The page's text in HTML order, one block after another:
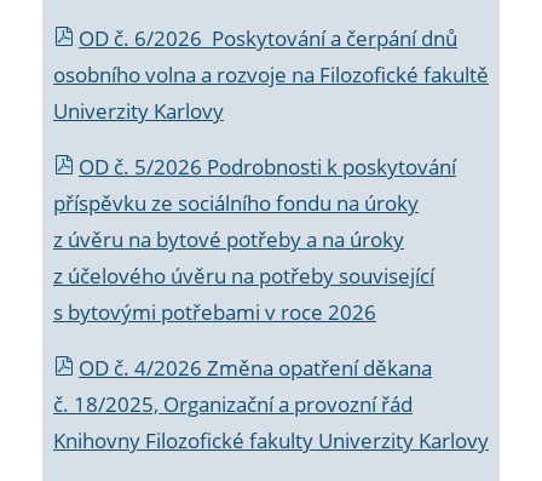
OD č. 6/2026 Poskytování a čerpání dnů
osobního volna a rozvoje na Filozofické fakultě
Univerzity Karlovy
OD č. 5/2026 Podrobnosti k poskytování
příspěvku ze sociálního fondu na úroky
z úvěru na bytové potřeby a na úroky
z účelového úvěru na potřeby související
s bytovými potřebami v roce 2026
OD č. 4/2026 Změna opatření děkana
č. 18/2025, Organizační a provozní řád
Knihovny Filozofické fakulty Univerzity Karlovy